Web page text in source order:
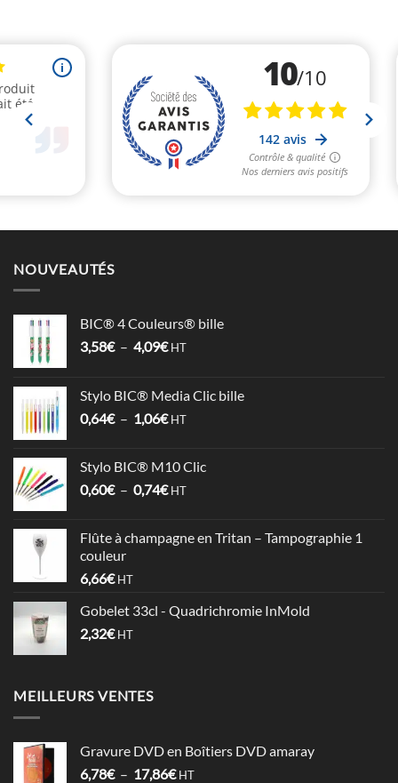
NOUVEAUTÉS
BIC® 4 Couleurs® bille
3,58€ – 4,09€Plage
3,58€
à
HT
Stylo BIC® Media Clic bille
0,64€ – 1,06€Plage
0,64€
à
HT
Stylo BIC® M10 Clic
0,60€ – 0,74€Plage
0,60€
HT
Flûte à champagne en Tritan – Tampographie 1
couleur
6,66€ HT
Gobelet 33cl - Quadrichromie InMold
2,32€ HT
MEILLEURS VENTES
Gravure DVD en Boîtiers DVD amaray
6,78€ – 17,86€Plage
HT